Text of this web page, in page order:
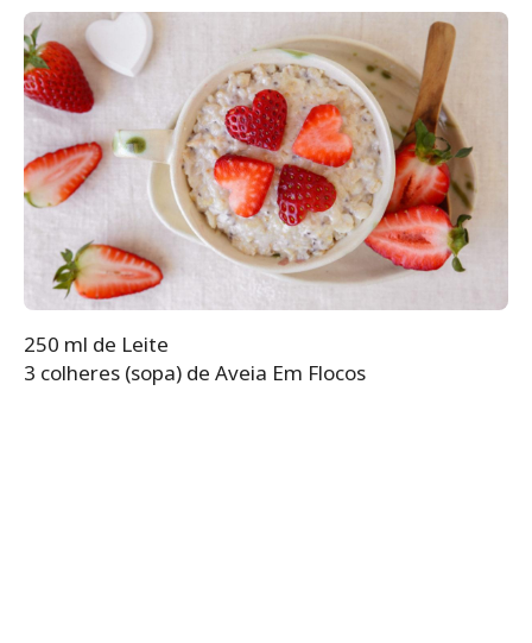
250 ml de Leite
3 colheres (sopa) de Aveia Em Flocos